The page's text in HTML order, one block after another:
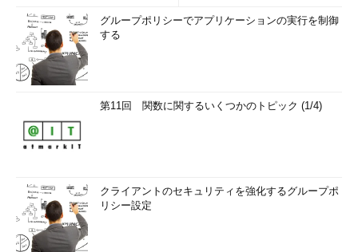
グループポリシーでアプリケーションの実行を制御
する
第11回 関数に関するいくつかのトピック (1/4)
クライアントのセキュリティを強化するグループポ
リシー設定